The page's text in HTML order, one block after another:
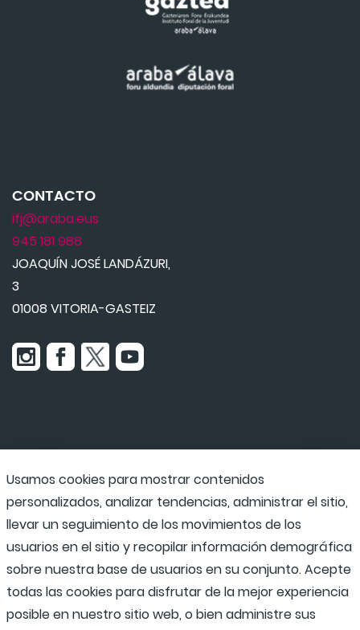
Udaraba
Programas escolares
CONTACTO
ifj@araba.eus
945 181 988
JOAQUÍN JOSÉ LANDÁZURI,
3
01008 VITORIA-GASTEIZ
Usamos cookies para mostrar contenidos
personalizados, analizar tendencias, administrar el sitio,
llevar un seguimiento de los movimientos de los
usuarios en el sitio y recopilar información demográfica
sobre nuestra base de usuarios en su conjunto. Acepte
todas las cookies para disfrutar de la mejor experiencia
posible en nuestro sitio web, o bien administre sus